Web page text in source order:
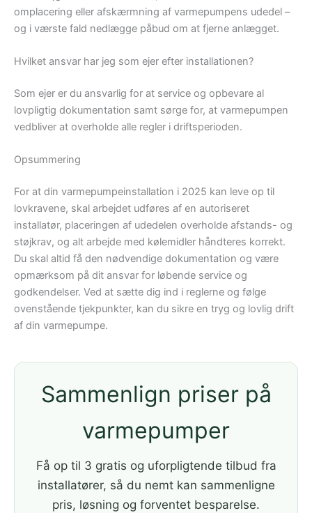
omplacering eller afskærmning af varmepumpens udedel –
og i værste fald nedlægge påbud om at fjerne anlægget.
Hvilket ansvar har jeg som ejer efter installationen?
Som ejer er du ansvarlig for at service og opbevare al
lovpligtig dokumentation samt sørge for, at varmepumpen
vedbliver at overholde alle regler i driftsperioden.
Opsummering
For at din varmepumpeinstallation i 2025 kan leve op til
lovkravene, skal arbejdet udføres af en autoriseret
installatør, placeringen af udedelen overholde afstands- og
støjkrav, og alt arbejde med kølemidler håndteres korrekt.
Du skal altid få den nødvendige dokumentation og være
opmærksom på dit ansvar for løbende service og
godkendelser. Ved at sætte dig ind i reglerne og følge
ovenstående tjekpunkter, kan du sikre en tryg og lovlig drift
af din varmepumpe.
Sammenlign priser på
varmepumper
Få op til 3 gratis og uforpligtende tilbud fra
installatører, så du nemt kan sammenligne
pris, løsning og forventet besparelse.